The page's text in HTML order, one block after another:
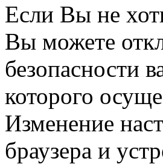
Если Вы не
Вы можете
безопасности
которого
Изменение
браузера и